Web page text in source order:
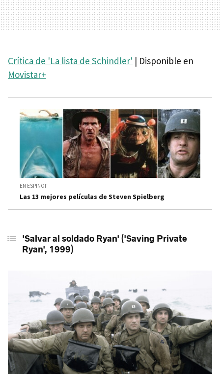
Crítica de 'La lista de Schindler' | Disponible en
Movistar+
EN ESPINOF
Las 13 mejores películas de Steven Spielberg
'Salvar al soldado Ryan' ('Saving Private
Ryan', 1999)